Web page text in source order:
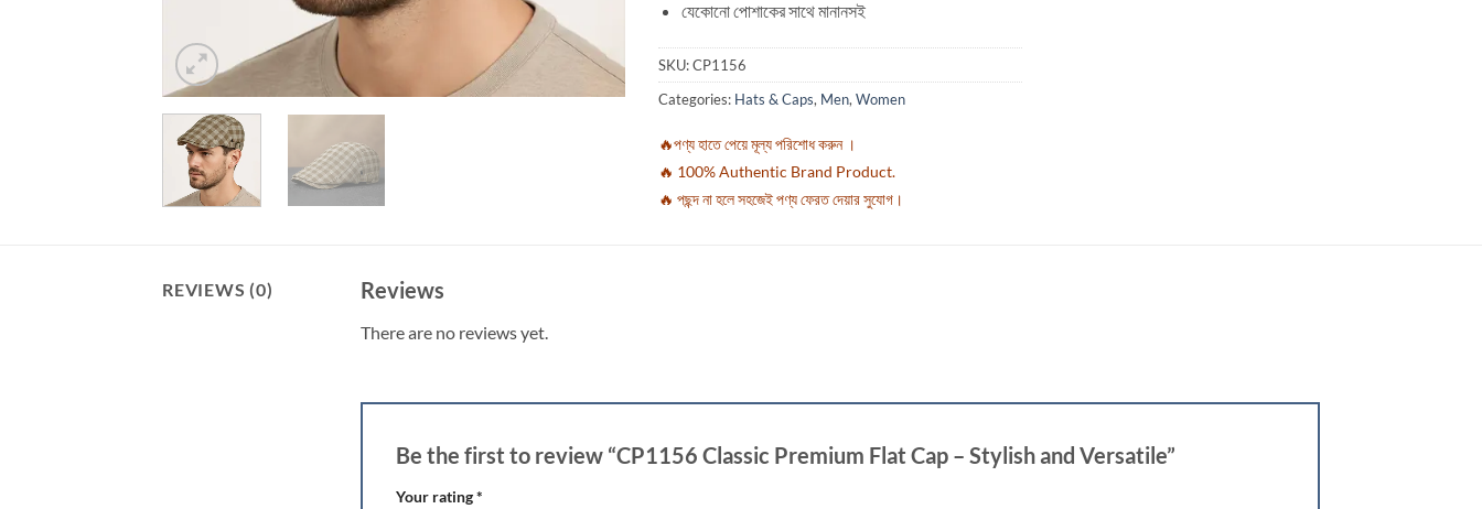
যেকোনো পোশাকের সাথে মানানসই
SKU:CP1156
Categories: Hats & Caps, Men, Women
🔥পণ্য হাতে পেয়ে মূল্য পরিশোধ করুন ।
🔥 100% Authentic Brand Product.
🔥 পছন্দ না হলে সহজেই পণ্য ফেরত দেয়ার সুযোগ।
REVIEWS (0) Reviews
There are no reviews yet.
Be the first to review “CP1156 Classic Premium Flat Cap – Stylish and Versatile”
Your rating*